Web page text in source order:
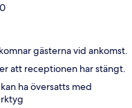
gästerna vid ankomst.
att receptionen har stängt.
ha översatts med